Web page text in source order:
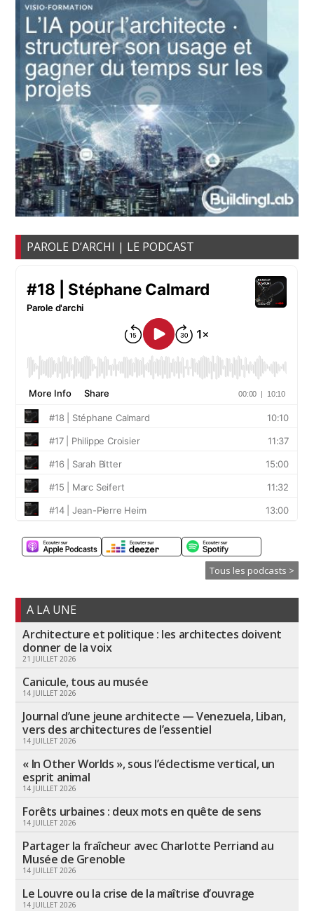
PAROLE D’ARCHI | LE PODCAST
Tous les podcasts >
A LA UNE
Architecture et politique : les architectes doivent
donner de la voix
21 JUILLET 2026
Canicule, tous au musée
14 JUILLET 2026
Journal d’une jeune architecte — Venezuela, Liban,
vers des architectures de l’essentiel
14 JUILLET 2026
« In Other Worlds », sous l’éclectisme vertical, un
esprit animal
14 JUILLET 2026
Forêts urbaines : deux mots en quête de sens
14 JUILLET 2026
Partager la fraîcheur avec Charlotte Perriand au
Musée de Grenoble
14 JUILLET 2026
Le Louvre ou la crise de la maîtrise d’ouvrage
14 JUILLET 2026